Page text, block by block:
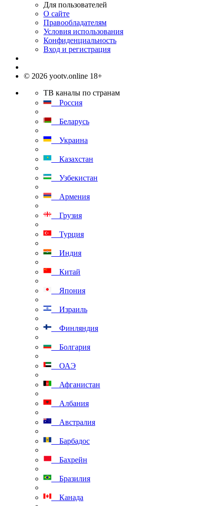
Для пользователей
О сайте
Правообладателям
Условия использования
Конфиденциальность
Вход и регистрация
© 2026 yootv.online 18+
ТВ каналы по странам
Россия
Беларусь
Украина
Казахстан
Узбекистан
Армения
Грузия
Турция
Индия
Китай
Япония
Израиль
Финляндия
Болгария
ОАЭ
Афганистан
Албания
Австралия
Барбадос
Бахрейн
Бразилия
Канада